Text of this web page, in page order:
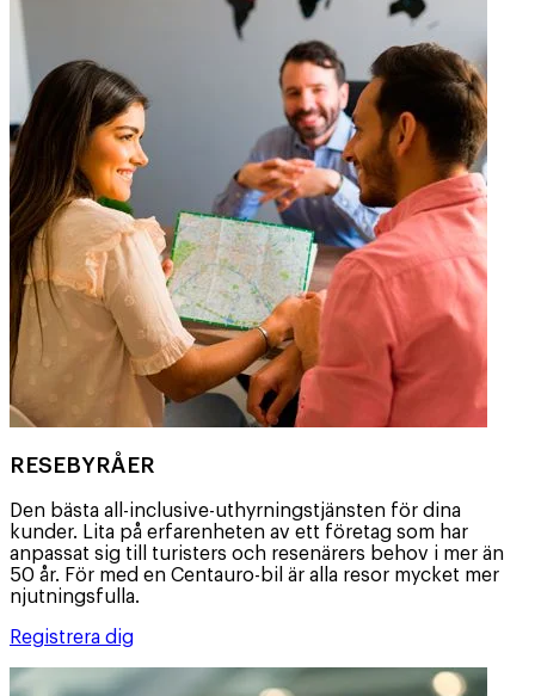
RESEBYRÅER
Den bästa all-inclusive-uthyrningstjänsten för dina
kunder. Lita på erfarenheten av ett företag som har
anpassat sig till turisters och resenärers behov i mer än
50 år. För med en Centauro-bil är alla resor mycket mer
njutningsfulla.
Registrera dig